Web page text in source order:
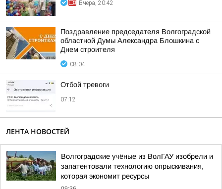
Вчера, 20:42
Поздравление председателя Волгоградской
областной Думы Александра Блошкина с
Днем строителя
08:04
Отбой тревоги
07:12
ЛЕНТА НОВОСТЕЙ
Волгоградские учёные из ВолГАУ изобрели и
запатентовали технологию опрыскивания,
которая экономит ресурсы